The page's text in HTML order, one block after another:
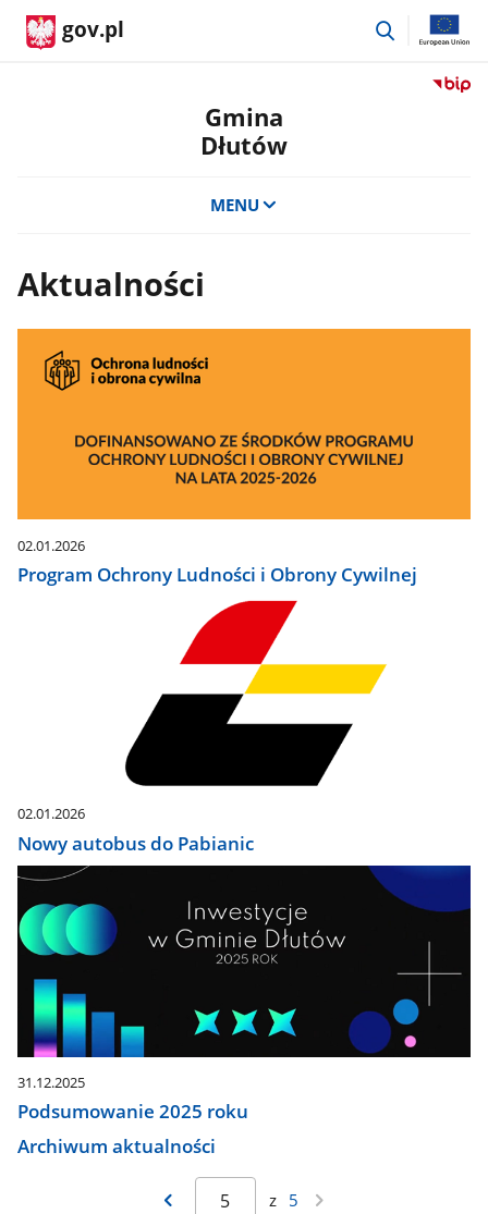
gov.pl
przejdź
Przejdź
Gmina
Dłutów
MENU
Aktualności
02.01.2026
Program Ochrony Ludności i Obrony Cywilnej
02.01.2026
Nowy autobus do Pabianic
31.12.2025
Podsumowanie 2025 roku
Archiwum aktualności
z 5